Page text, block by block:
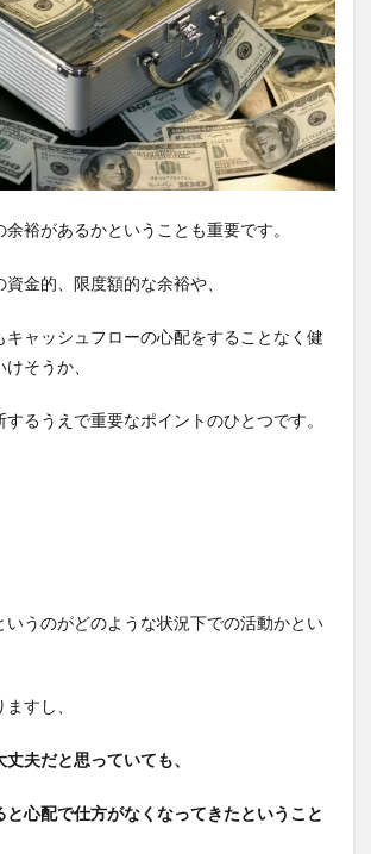
裕があるかということも重要です。
金的、限度額的な余裕や、
キャッシュフローの心配をすることなく健
そうか、
るうえで重要なポイントのひとつです。
いうのがどのような状況下での活動かとい
すし、
夫だと思っていても、
と心配で仕方がなくなってきたということ